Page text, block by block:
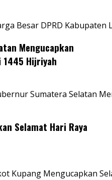
Besar DPRD
Mengucapkan
1445 Hijriyah
Sumatera Selatan
Selamat Hari Raya
Kupang Mengucapkan